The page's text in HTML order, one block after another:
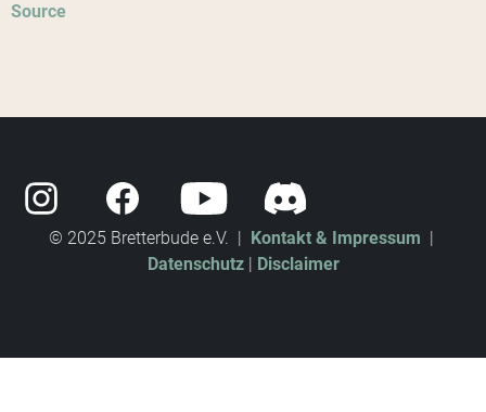
Source
© 2025 Bretterbude e.V. | Kontakt & Impressum |
Datenschutz| Disclaimer